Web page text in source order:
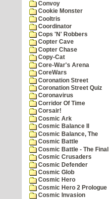
Convoy
Cookie Monster
Cooltris
Coordinator
Cops 'N' Robbers
Copter Cave
Copter Chase
Copy-Cat
Core-War's Arena
CoreWars
Coronation Street
Coronation Street Quiz
Coronavirus
Corridor Of Time
Corsair!
Cosmic Ark
Cosmic Balance II
Cosmic Balance, The
Cosmic Battle
Cosmic Battle - The
Cosmic Crusaders
Cosmic Defender
Cosmic Glob
Cosmic Hero
Cosmic Hero 2 Prologue
Cosmic Invasion